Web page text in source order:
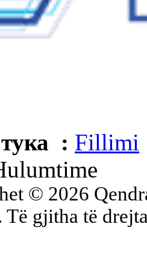
: Fillimi
© 2026
Të gjitha të